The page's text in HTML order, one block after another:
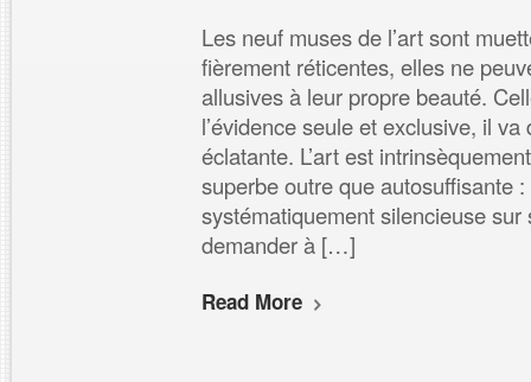
Les neuf muses de l’art sont
fièrement réticentes, elles ne
allusives à leur propre beauté.
l’évidence seule et exclusive, il
éclatante. L’art est
superbe outre que autosuffisante
systématiquement silencieuse
demander à […]
Read More